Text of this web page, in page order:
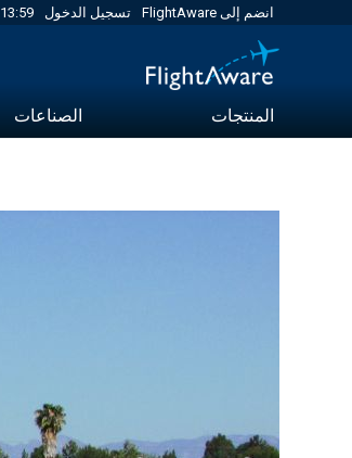
انضم إلى FlightAware تسجيل الدخول 13:59 EDT
المنتجات الصناعات